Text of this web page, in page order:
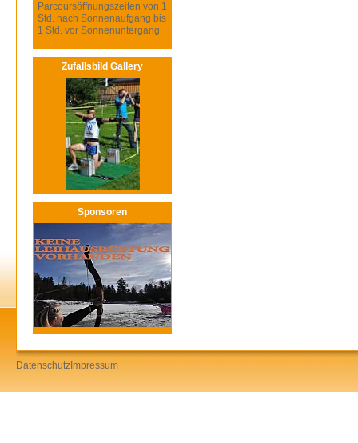
Parcoursöffnungszeiten von 1
Std. nach Sonnenaufgang bis
1 Std. vor Sonnenuntergang.
Zufallsbild Gallery
Sponsoren
Datenschutz Impressum